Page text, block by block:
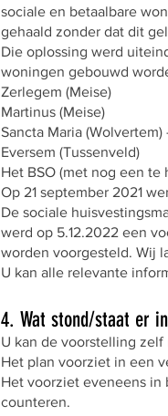
sociale en betaalbare
gehaald zonder dat dit
Die oplossing werd
woningen gebouwd
Zerlegem (Meise)
Martinus (Meise)
Sancta Maria
Eversem (Tussenveld)
Het BSO (met nog een te
Op 21 september 2021
De sociale
werd op 5.12.2022 een
worden voorgesteld. Wij
U kan alle relevante
4. Wat stond/staat er
U kan de voorstelling zelf
Het plan voorziet in een
Het voorziet eveneens in
counteren.